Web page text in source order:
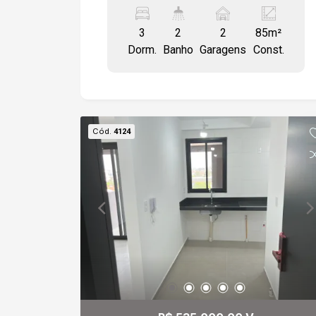
áreas frias em porcelanato,
revestimentos em porcelanato,
dormitórios em laminado de madeira,
3
Dorm.
2
Banho
2
Garagens
85m²
Const.
Cód. 4124